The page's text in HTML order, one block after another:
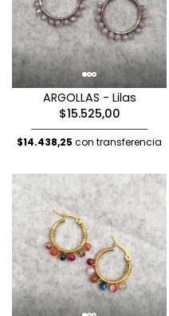
ARGOLLAS - Lilas
$15.525,00
$14.438,25 con transferencia